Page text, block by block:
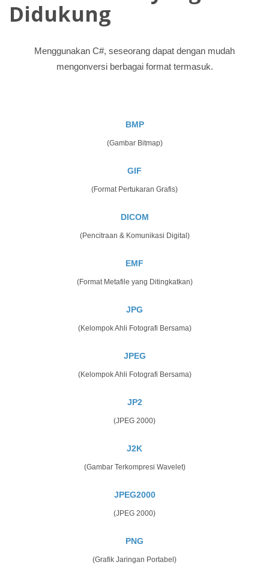
Didukung
Menggunakan C#, seseorang dapat dengan mudah
mengonversi berbagai format termasuk.
BMP
(Gambar Bitmap)
GIF
(Format Pertukaran Grafis)
DICOM
(Pencitraan & Komunikasi Digital)
EMF
(Format Metafile yang Ditingkatkan)
JPG
(Kelompok Ahli Fotografi Bersama)
JPEG
(Kelompok Ahli Fotografi Bersama)
JP2
(JPEG 2000)
J2K
(Gambar Terkompresi Wavelet)
JPEG2000
(JPEG 2000)
PNG
(Grafik Jaringan Portabel)